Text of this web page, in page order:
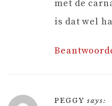
met de
is dat wel
PEGGY says: